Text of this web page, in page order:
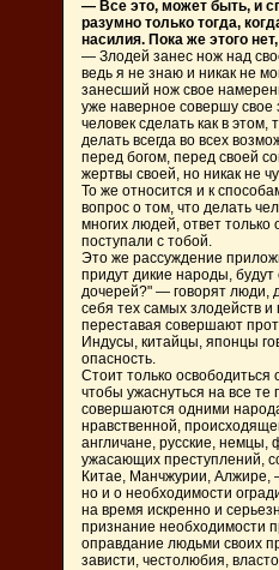
— Все это, может быть, и
разумно только тогда,
насилия. Пока же этого
— Злодей занес нож над
ведь я не знаю и никак не
занесший нож свое
уже наверное совершу
человек сделать как в этом,
делать всегда во всех
перед богом, перед своей
жертвы своей, но никак не
То же относится и к
вопрос о том, что делать
многих людей, ответ только
поступали с тобой.
Это же рассуждение
придут дикие народы,
дочерей?" — говорят люди,
себя тех самых злодейств
переставая совершают
Индусы, китайцы, японцы
опасность.
Стоит только
чтобы ужаснуться на все
совершаются одними
нравственной,
англичане, русские, немцы,
ужасающих преступлений,
Китае, Манчжурии, Алжире,
но и о необходимости
на время искренно и
признание необходимости
оправдание людьми своих
зависти, честолюбия,